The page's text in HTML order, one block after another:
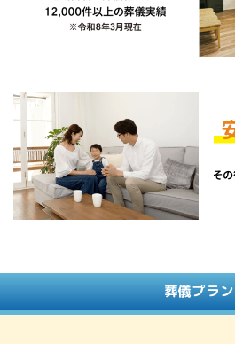
葬儀プラン